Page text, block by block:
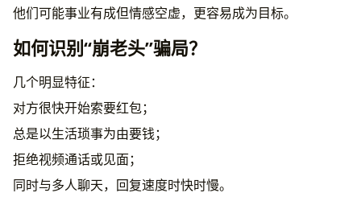
他们可能事业有成但情感空虚，更容易成为目标。
如何识别“崩老头”骗局？
几个明显特征：
对方很快开始索要红包；
总是以生活琐事为由要钱；
拒绝视频通话或见面；
同时与多人聊天，回复速度时快时慢。